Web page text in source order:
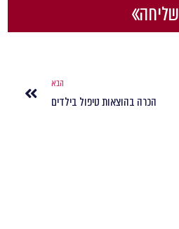
שליחה
הבא
הכרה בהוצאות טיפול בילדים